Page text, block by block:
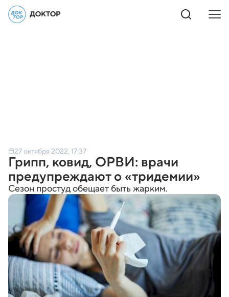
27 октября 2022, 17:37
Грипп, ковид, ОРВИ: врачи
предупреждают о «тридемии»
Сезон простуд обещает быть жарким.